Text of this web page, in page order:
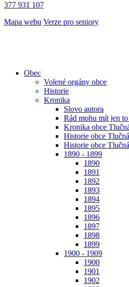
377 931 107
Mapa webu Verze pro seniory
Obec
Volené orgány obce
Historie
Kronika
Slovo autora
Rád mohu mít jen
Kronika obce
Historie obce
Historie obce
1890 - 1899
1890
1891
1892
1893
1894
1895
1896
1897
1898
1899
1900 - 1909
1900
1901
1902